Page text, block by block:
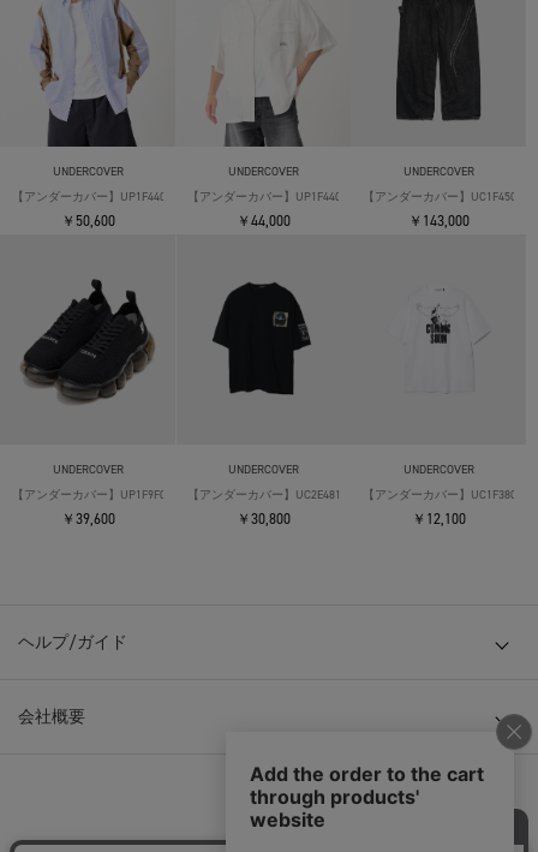
UNDERCOVER
【アンダーカバー】UP1F4402 L/S Mix Shirts
￥50,600
UNDERCOVER
【アンダーカバー】UP1F4409 S/S Open Coller Shirts
￥44,000
UNDERCOVER
【アンダーカバー】UC1F4506-1
￥143,000
UNDERCOVER
【アンダーカバー】UP1F9F01 ×Grounds
￥39,600
UNDERCOVER
【アンダーカバー】UC2E4813-2 S/S Tee
￥30,800
UNDERCOVER
【アンダーカバー】UC1F3805 S/
￥12,100
ヘルプ/ガイド
会社概要